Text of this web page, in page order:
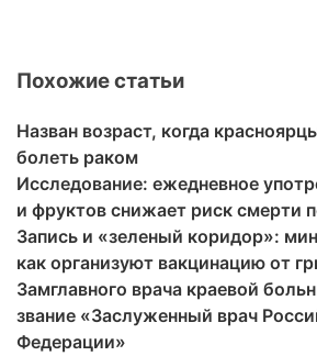
Похожие статьи
Назван возраст, когда
болеть раком
Исследование: ежедневное
и фруктов снижает риск смерти
Запись и «зеленый коридор»:
как организуют вакцинацию от
Замглавного врача краевой
звание «Заслуженный врач
Федерации»